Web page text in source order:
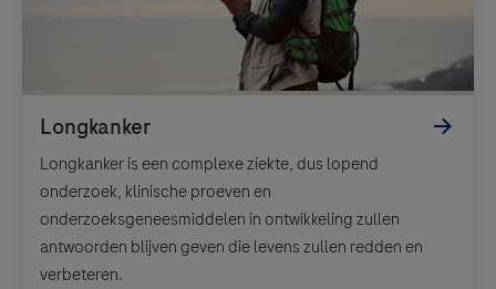
Longkanker is een complexe ziekte, dus lopend
onderzoek, klinische proeven en
onderzoeksgeneesmiddelen in ontwikkeling zullen
antwoorden blijven geven die levens zullen redden en
verbeteren.